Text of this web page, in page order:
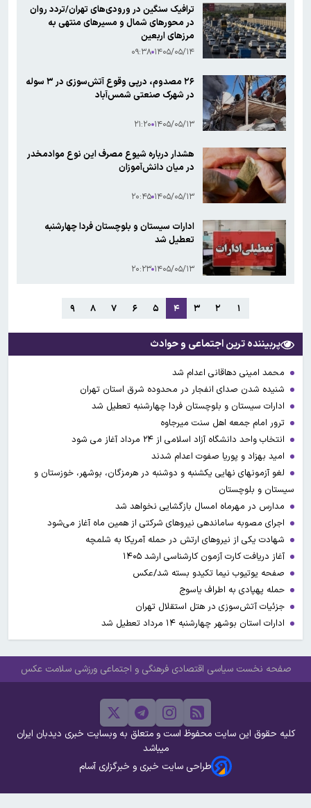
ترافیک سنگین در ورودی‌های تهران/تردد روان
در محورهای شمال و مسیرهای منتهی به
مرزهای اربعین
۱۴۰۵/۰۵/۱۴ ۰۹:۳۸
۲۶ مصدوم، درپی وقوع آتش‌سوزی در ۳ سوله
در شهرک صنعتی شمس‌آباد
۱۴۰۵/۰۵/۱۳ ۲۱:۲۰
هشدار درباره شیوع مصرف این نوع موادمخدر
در میان دانش‌آموزان
۱۴۰۵/۰۵/۱۳ ۲۰:۴۵
ادارات سیستان و بلوچستان فردا چهارشنبه
تعطیل شد
۱۴۰۵/۰۵/۱۳ ۲۰:۲۳
۱ ۲ ۳ ۴ ۵ ۶ ۷ ۸ ۹
پربیننده ترین اجتماعی و حوادث
محمد امینی دهاقانی اعدام شد
شنیده شدن صدای انفجار در محدوده شرق استان تهران
ادارات سیستان و بلوچستان فردا چهارشنبه تعطیل شد
ترور امام جمعه اهل سنت میرجاوه
انتخاب واحد دانشگاه آزاد اسلامی از ۲۴ مرداد آغاز می شود
امید بهزاد و پوریا صفوت اعدام شدند
لغو آزمونهای نهایی یکشنبه و دوشنبه در هرمزگان، بوشهر، خوزستان و
سیستان و بلوچستان
مدارس در مهرماه امسال بازگشایی نخواهد شد
اجرای مصوبه ساماندهی نیرو‌های شرکتی از همین ماه آغاز می‌شود
شهادت یکی از نیروهای ارتش در حمله آمریکا به شلمچه
آغاز دریافت کارت آزمون کارشناسی ارشد ۱۴۰۵
صفحه یوتیوب نیما تکیدو بسته شد/عکس
حمله پهپادی به اطراف یاسوج
جزئیات آتش‌سوزی در هتل استقلال تهران
ادارات استان بوشهر چهارشنبه ۱۴ مرداد تعطیل شد
صفحه نخست سیاسی اقتصادی فرهنگی و اجتماعی ورزشی سلامت عکس
کلیه حقوق این سایت محفوظ است و متعلق به وبسایت خبری دیدبان ایران
میباشد
طراحی سایت خبری و خبرگزاری آسام